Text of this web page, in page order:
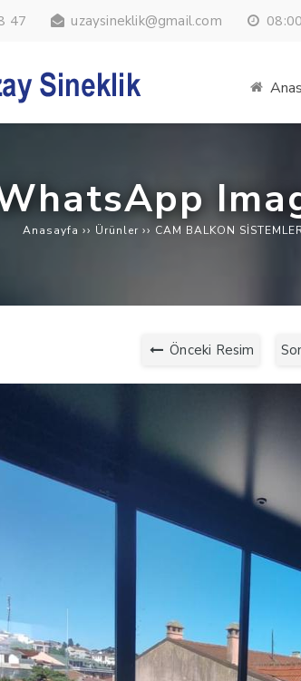
47 uzaysineklik@gmail.com
Anasayfa ›› Ürünler ›› CAM BALKON
Önceki Resim